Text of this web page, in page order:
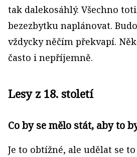
tak dalekosáhlý. Všechno
bezezbytku naplánovat.
vždycky něčím překvapí.
často i nepříjemně.
Lesy z 18. století
Co by se mělo stát, aby to
Je to obtížné, ale udělat se